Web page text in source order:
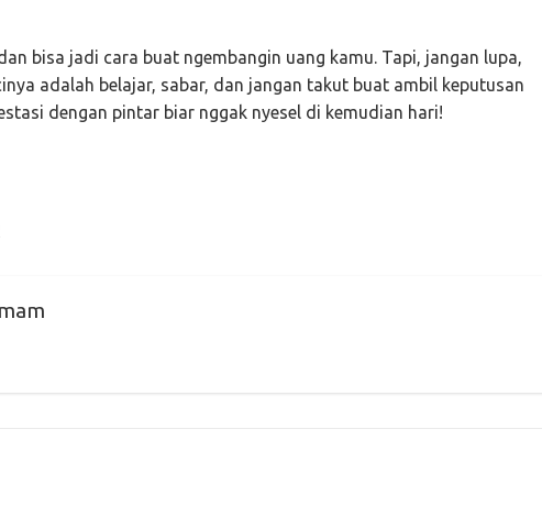
bisa jadi cara buat ngembangin uang kamu. Tapi, jangan lupa,
adalah belajar, sabar, dan jangan takut buat ambil keputusan
dengan pintar biar nggak nyesel di kemudian hari!